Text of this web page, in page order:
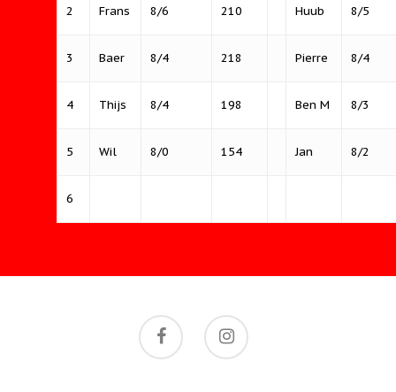
2 Frans 8/6 210 Huub 8/5
3 Baer 8/4 218 Pierre 8/4
4 Thijs 8/4 198 Ben M 8/3
5 Wil 8/0 154 Jan 8/2
6